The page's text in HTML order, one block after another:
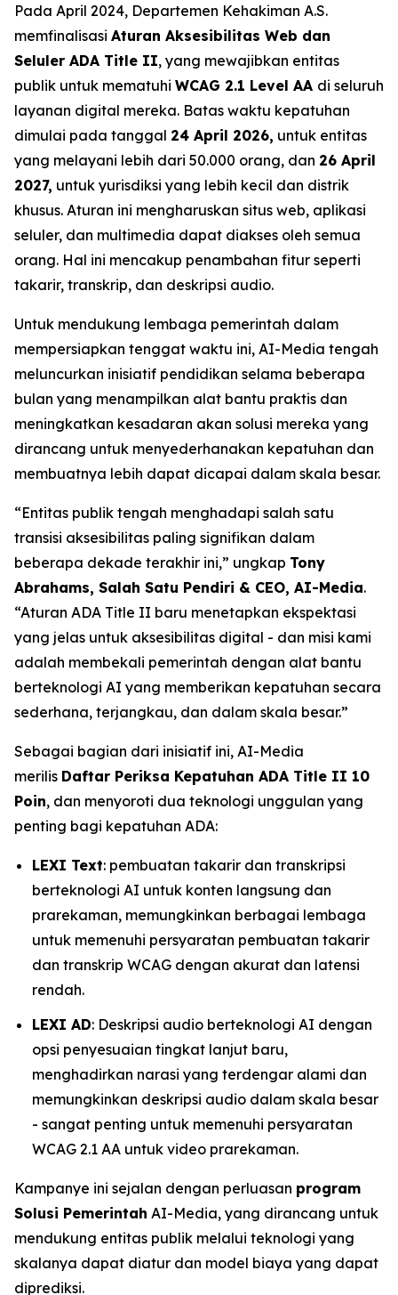
Pada April 2024, Departemen Kehakiman A.S.
memfinalisasi Aturan Aksesibilitas Web dan
Seluler ADA Title II, yang mewajibkan entitas
publik untuk mematuhi WCAG 2.1 Level AA di seluruh
layanan digital mereka. Batas waktu kepatuhan
dimulai pada tanggal 24 April 2026, untuk entitas
yang melayani lebih dari 50.000 orang, dan 26 April
2027, untuk yurisdiksi yang lebih kecil dan distrik
khusus. Aturan ini mengharuskan situs web, aplikasi
seluler, dan multimedia dapat diakses oleh semua
orang. Hal ini mencakup penambahan fitur seperti
takarir, transkrip, dan deskripsi audio.
Untuk mendukung lembaga pemerintah dalam
mempersiapkan tenggat waktu ini, AI-Media tengah
meluncurkan inisiatif pendidikan selama beberapa
bulan yang menampilkan alat bantu praktis dan
meningkatkan kesadaran akan solusi mereka yang
dirancang untuk menyederhanakan kepatuhan dan
membuatnya lebih dapat dicapai dalam skala besar.
“Entitas publik tengah menghadapi salah satu
transisi aksesibilitas paling signifikan dalam
beberapa dekade terakhir ini,” ungkap Tony
Abrahams, Salah Satu Pendiri & CEO, AI-Media.
“Aturan ADA Title II baru menetapkan ekspektasi
yang jelas untuk aksesibilitas digital - dan misi kami
adalah membekali pemerintah dengan alat bantu
berteknologi AI yang memberikan kepatuhan secara
sederhana, terjangkau, dan dalam skala besar.”
Sebagai bagian dari inisiatif ini, AI-Media
merilis Daftar Periksa Kepatuhan ADA Title II 10
Poin, dan menyoroti dua teknologi unggulan yang
penting bagi kepatuhan ADA:
LEXI Text: pembuatan takarir dan transkripsi
berteknologi AI untuk konten langsung dan
prarekaman, memungkinkan berbagai lembaga
untuk memenuhi persyaratan pembuatan takarir
dan transkrip WCAG dengan akurat dan latensi
rendah.
LEXI AD: Deskripsi audio berteknologi AI dengan
opsi penyesuaian tingkat lanjut baru,
menghadirkan narasi yang terdengar alami dan
memungkinkan deskripsi audio dalam skala besar
- sangat penting untuk memenuhi persyaratan
WCAG 2.1 AA untuk video prarekaman.
Kampanye ini sejalan dengan perluasan program
Solusi Pemerintah AI-Media, yang dirancang untuk
mendukung entitas publik melalui teknologi yang
skalanya dapat diatur dan model biaya yang dapat
diprediksi.